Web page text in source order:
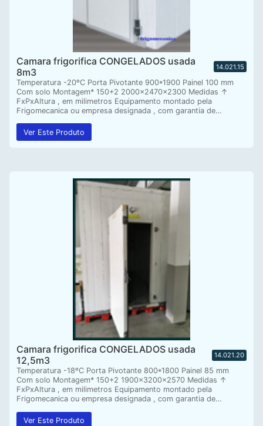
Camara frigorifica CONGELADOS usada
8m3
14.021.15
Temperatura -20ºC Porta Pivotante 900*1900 Painel 100 mm
Com solo Montagem* 150+2 2000x2470x2300 Medidas ↑
FxPxAltura , em milimetros Equipamento montado pela
Frigomecanica ou empresa designada , com garantia de…
Ver Este Produto
Camara frigorifica CONGELADOS usada
12,5m3
14.021.20
Temperatura -18ºC Porta Pivotante 800*1800 Painel 85 mm
Com solo Montagem* 150+2 1900x3200x2570 Medidas ↑
FxPxAltura , em milimetros Equipamento montado pela
Frigomecanica ou empresa designada , com garantia de…
Ver Este Produto